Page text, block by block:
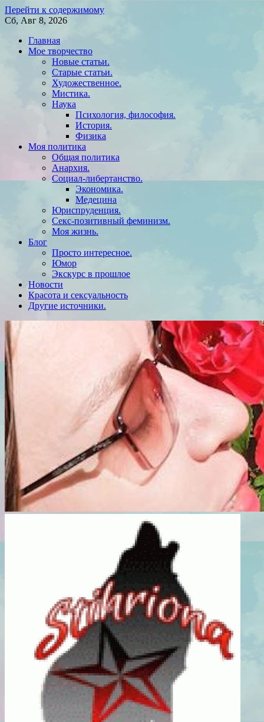
Перейти к содержимому
Сб, Авг 8, 2026
Главная
Мое творчество
Новые статьи.
Старые статьи.
Художественное.
Мистика.
Наука
Психология, философия.
История.
Физика
Моя политика
Общая политика
Анархия.
Социал-либертанство.
Экономика.
Медецина
Юриспруденция.
Секс-позитивный феминизм.
Моя жизнь.
Блог
Просто интересное.
Юмор
Экскурс в прошлое
Новости
Красота и сексуальность
Другие источники.